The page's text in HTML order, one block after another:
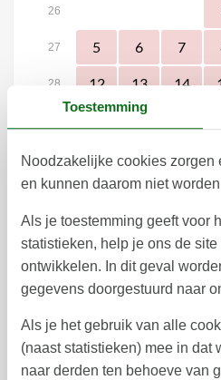
26
27 5 6 7
28 12 13 14
20
30 26 27 28
31
augustus
ma di wo
30
31 2 3 4
32 9 10 11
Toestemming
Noodzakelijke cookies zorgen
en kunnen daarom niet
Als je toestemming geeft voor
statistieken, help je ons de
ontwikkelen. In dit geval
gegevens doorgestuurd naar
Als je het gebruik van alle
(naast statistieken) mee in dat
naar derden ten behoeve van